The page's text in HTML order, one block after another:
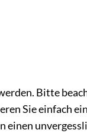
Bitte
Sie einfach
einen